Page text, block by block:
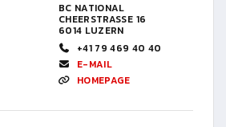
BC NATIONAL
CHEERSTRASSE 16
6014 LUZERN
+41 79 469 40 40
E-MAIL
HOMEPAGE